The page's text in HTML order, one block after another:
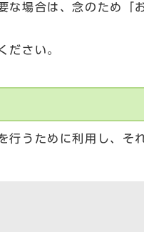
な場合は、念のため「
ださい。
行うために利用し、そ